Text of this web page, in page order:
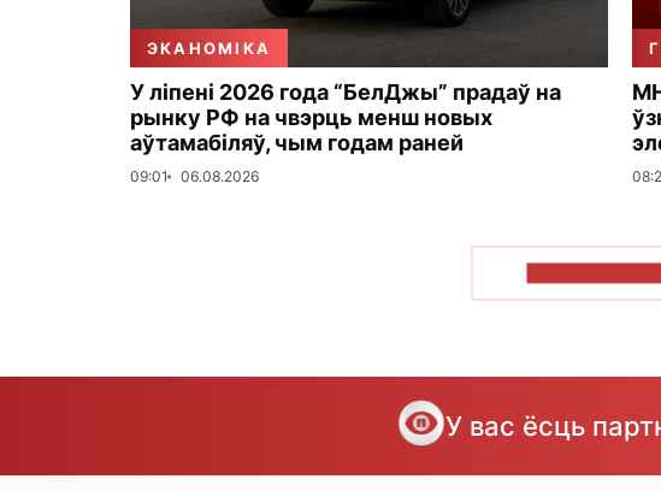
ЭКАНОМІКА
У ліпені 2026 года “БелДжы” прадаў на
рынку РФ на чвэрць менш новых
аўтамабіляў, чым годам раней
09:01 06.08.2026
У вас ёсць